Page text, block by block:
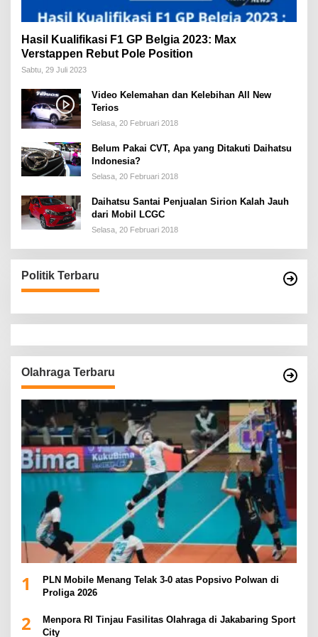
Hasil Kualifikasi F1 GP Belgia 2023: Max
Verstappen Rebut Pole Position
Sabtu, 29 Juli 2023
Video Kelemahan dan Kelebihan All New
Terios
Selasa, 20 Februari 2018
Belum Pakai CVT, Apa yang Ditakuti Daihatsu
Indonesia?
Selasa, 20 Februari 2018
Daihatsu Santai Penjualan Sirion Kalah Jauh
dari Mobil LCGC
Selasa, 20 Februari 2018
Politik Terbaru
Olahraga Terbaru
1
PLN Mobile Menang Telak 3-0 atas Popsivo Polwan di
Proliga 2026
2
Menpora RI Tinjau Fasilitas Olahraga di Jakabaring Sport
City